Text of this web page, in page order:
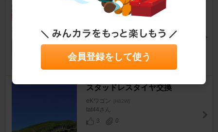
タイヤ履き替え
ふぇのむさん2（仮）さん
3
0
スタッドレスタイヤ交換
eKワゴン [H82W]
tat44さん
3
0
会員登録をして使う